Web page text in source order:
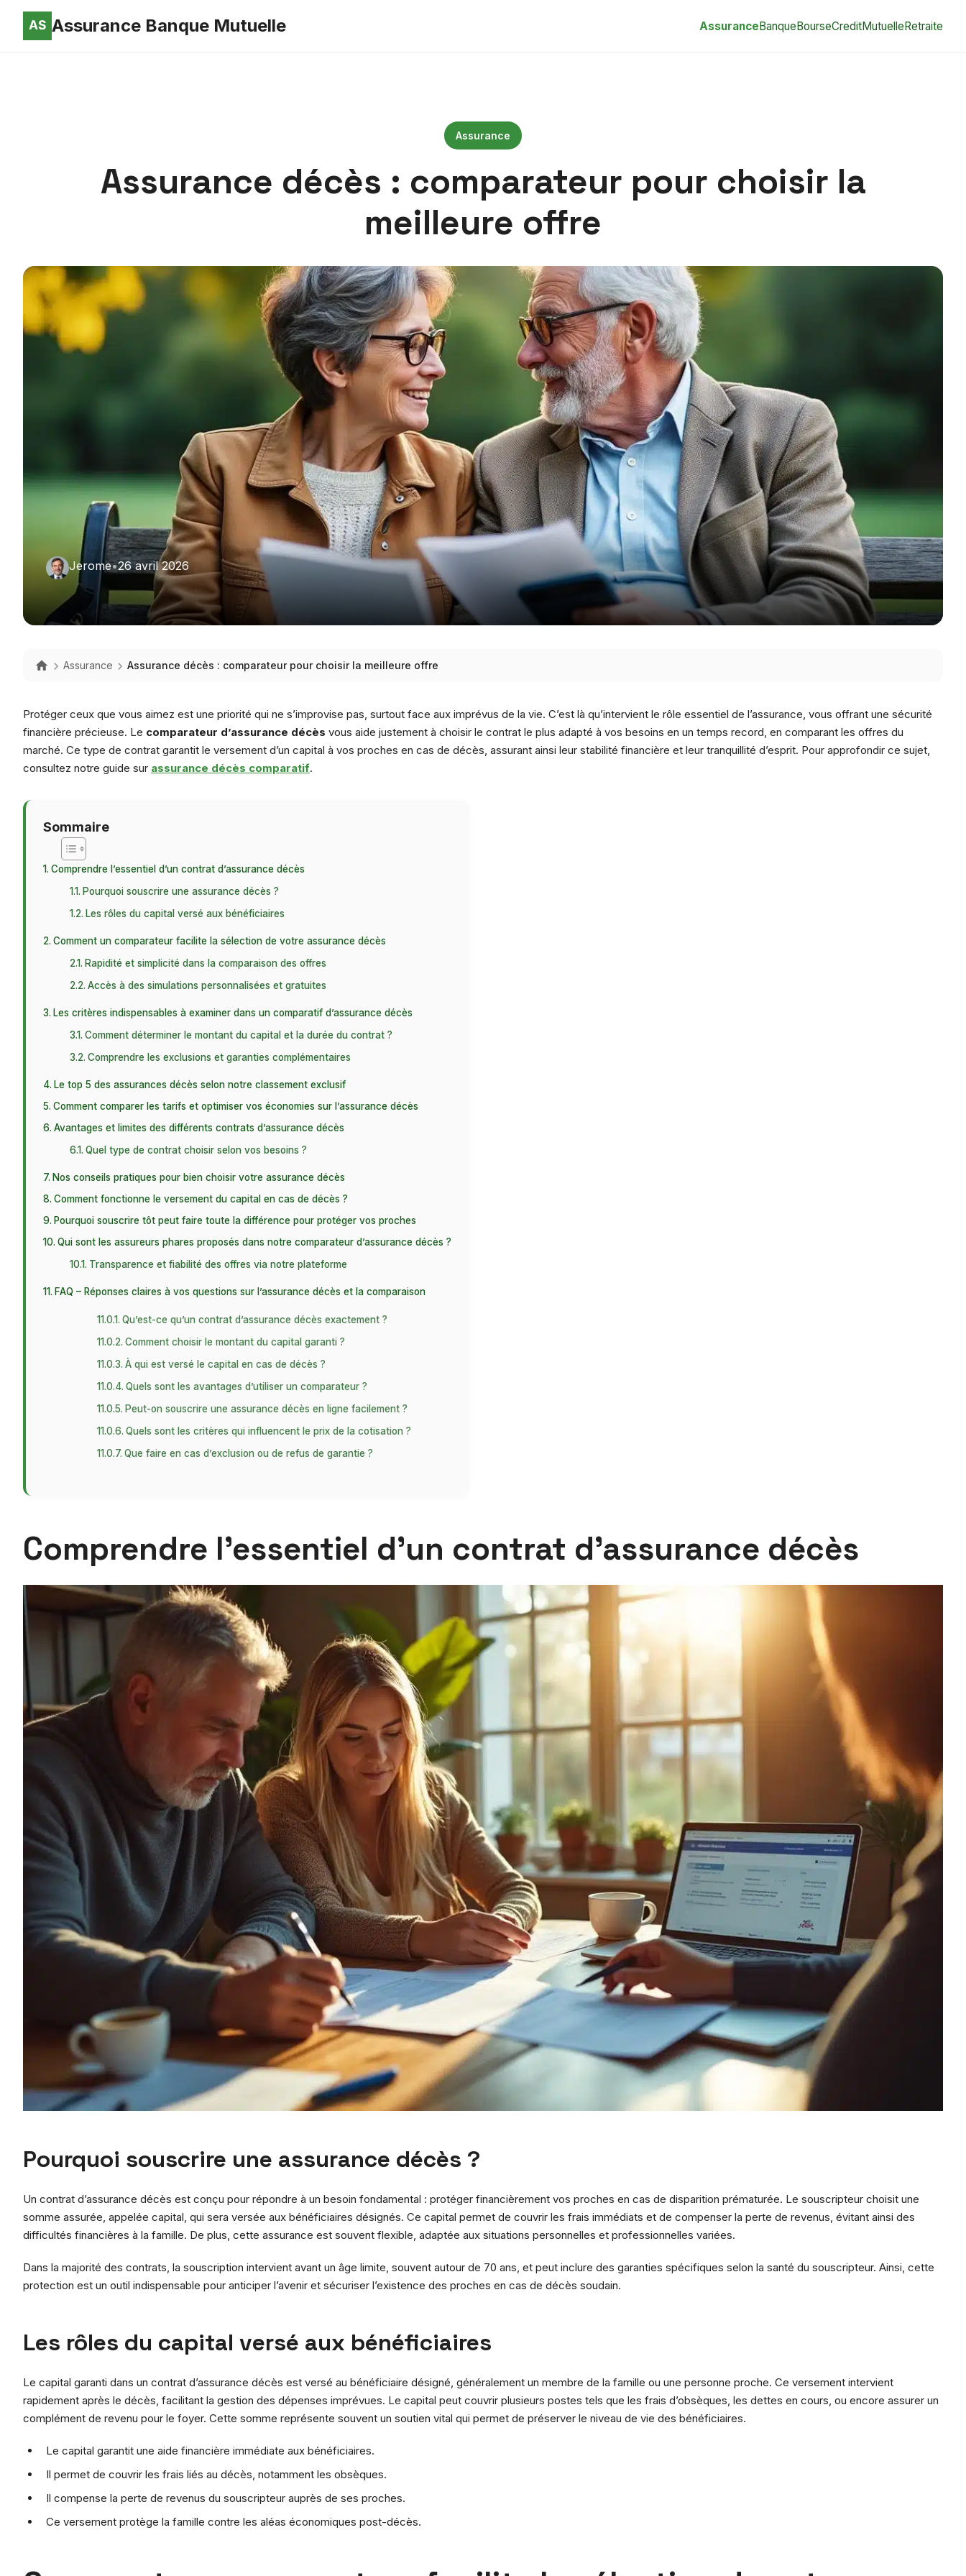
Assurance Banque Mutuelle AssuranceBanqueBourseCreditMutuelleRetraite
Assurance
Assurance décès : comparateur pour choisir la
meilleure offre
Jerome•26 avril 2026
Assurance Assurance décès : comparateur pour choisir la meilleure offre
Protéger ceux que vous aimez est une priorité qui ne s’improvise pas, surtout face aux imprévus de la vie. C’est là qu’intervient le rôle essentiel de l’assurance, vous offrant une sécurité
financière précieuse. Le comparateur d’assurance décès vous aide justement à choisir le contrat le plus adapté à vos besoins en un temps record, en comparant les offres du
marché. Ce type de contrat garantit le versement d’un capital à vos proches en cas de décès, assurant ainsi leur stabilité financière et leur tranquillité d’esprit. Pour approfondir ce sujet,
consultez notre guide sur assurance décès comparatif.
Sommaire
Comprendre l’essentiel d’un contrat d’assurance décès
Pourquoi souscrire une assurance décès ?
Les rôles du capital versé aux bénéficiaires
Comment un comparateur facilite la sélection de votre assurance décès
Rapidité et simplicité dans la comparaison des offres
Accès à des simulations personnalisées et gratuites
Les critères indispensables à examiner dans un comparatif d’assurance décès
Comment déterminer le montant du capital et la durée du contrat ?
Comprendre les exclusions et garanties complémentaires
Le top 5 des assurances décès selon notre classement exclusif
Comment comparer les tarifs et optimiser vos économies sur l’assurance décès
Avantages et limites des différents contrats d’assurance décès
Quel type de contrat choisir selon vos besoins ?
Nos conseils pratiques pour bien choisir votre assurance décès
Comment fonctionne le versement du capital en cas de décès ?
Pourquoi souscrire tôt peut faire toute la différence pour protéger vos proches
Qui sont les assureurs phares proposés dans notre comparateur d’assurance décès ?
Transparence et fiabilité des offres via notre plateforme
FAQ – Réponses claires à vos questions sur l’assurance décès et la comparaison
Qu’est-ce qu’un contrat d’assurance décès exactement ?
Comment choisir le montant du capital garanti ?
À qui est versé le capital en cas de décès ?
Quels sont les avantages d’utiliser un comparateur ?
Peut-on souscrire une assurance décès en ligne facilement ?
Quels sont les critères qui influencent le prix de la cotisation ?
Que faire en cas d’exclusion ou de refus de garantie ?
Comprendre l’essentiel d’un contrat d’assurance décès
Pourquoi souscrire une assurance décès ?
Un contrat d’assurance décès est conçu pour répondre à un besoin fondamental : protéger financièrement vos proches en cas de disparition prématurée. Le souscripteur choisit une
somme assurée, appelée capital, qui sera versée aux bénéficiaires désignés. Ce capital permet de couvrir les frais immédiats et de compenser la perte de revenus, évitant ainsi des
difficultés financières à la famille. De plus, cette assurance est souvent flexible, adaptée aux situations personnelles et professionnelles variées.
Dans la majorité des contrats, la souscription intervient avant un âge limite, souvent autour de 70 ans, et peut inclure des garanties spécifiques selon la santé du souscripteur. Ainsi, cette
protection est un outil indispensable pour anticiper l’avenir et sécuriser l’existence des proches en cas de décès soudain.
Les rôles du capital versé aux bénéficiaires
Le capital garanti dans un contrat d’assurance décès est versé au bénéficiaire désigné, généralement un membre de la famille ou une personne proche. Ce versement intervient
rapidement après le décès, facilitant la gestion des dépenses imprévues. Le capital peut couvrir plusieurs postes tels que les frais d’obsèques, les dettes en cours, ou encore assurer un
complément de revenu pour le foyer. Cette somme représente souvent un soutien vital qui permet de préserver le niveau de vie des bénéficiaires.
Le capital garantit une aide financière immédiate aux bénéficiaires.
Il permet de couvrir les frais liés au décès, notamment les obsèques.
Il compense la perte de revenus du souscripteur auprès de ses proches.
Ce versement protège la famille contre les aléas économiques post-décès.